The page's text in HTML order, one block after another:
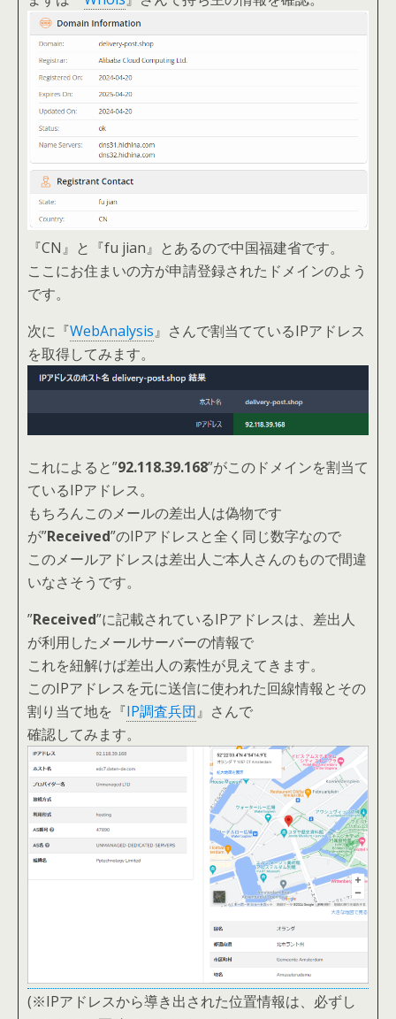
『CN』と『fu jian』とあるので中国福建省です。
ここにお住まいの方が申請登録されたドメインのよう
です。
次に『WebAnalysis』さんで割当てているIPアドレス
を取得してみます。
これによると”92.118.39.168”がこのドメインを割当て
ているIPアドレス。
もちろんこのメールの差出人は偽物です
が”Received”のIPアドレスと全く同じ数字なので
このメールアドレスは差出人ご本人さんのもので間違
いなさそうです。
”Received”に記載されているIPアドレスは、差出人
が利用したメールサーバーの情報で
これを紐解けば差出人の素性が見えてきます。
このIPアドレスを元に送信に使われた回線情報とその
割り当て地を『IP調査兵団』さんで
確認してみます。
(※IPアドレスから導き出された位置情報は、必ずし